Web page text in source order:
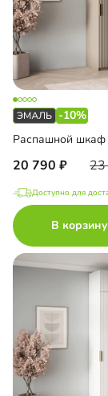
-10%
20 790
Доступно для
В корзину